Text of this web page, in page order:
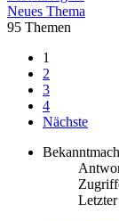
Neues Thema
95 Themen
1
2
3
4
Nächste